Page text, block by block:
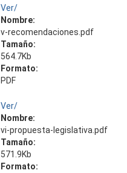
Ver/
Nombre:
v-recomendaciones.pdf
Tamaño:
564.7Kb
Formato:
PDF
Ver/
Nombre:
vi-propuesta-legislativa.pdf
Tamaño:
571.9Kb
Formato: